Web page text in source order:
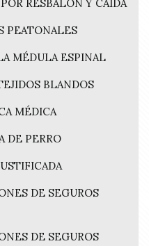
RESBALÓN Y CAÍDA
PEATONALES
MÉDULA ESPINAL
BLANDOS
MÉDICA
DE PERRO
DE SEGUROS
DE SEGUROS